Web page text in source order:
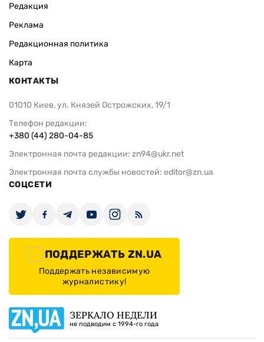
Редакция
Реклама
Редакционная политика
Карта
КОНТАКТЫ
01010 Киев, ул. Князей Острожских, 19/1
Телефон редакции:
+380 (44) 280-04-85
Электронная почта редакции: zn94@ukr.net
Электронная почта службы новостей: editor@zn.ua
СОЦСЕТИ
ПОДДЕРЖАТЬ ZN.UA
Поддержать независимую
журналистику!
ЗЕРКАЛО НЕДЕЛИ
не подводим с 1994-го года